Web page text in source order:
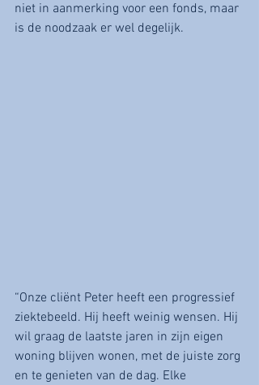
niet in aanmerking voor een fonds, maar
is de noodzaak er wel degelijk.
“Onze cliënt Peter heeft een progressief
ziektebeeld. Hij heeft weinig wensen. Hij
wil graag de laatste jaren in zijn eigen
woning blijven wonen, met de juiste zorg
en te genieten van de dag. Elke